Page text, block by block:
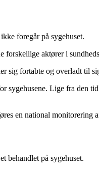
foregår på sygehuset.
forskellige aktører i
sig fortabte og overladt til
sygehusene. Lige fra den
en national monitorering
behandlet på sygehuset.